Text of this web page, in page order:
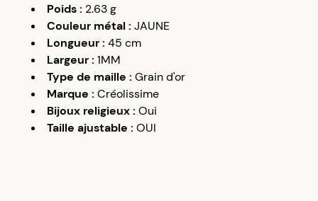
Poids: 2.63g
Couleur métal: JAUNE
Longueur: 45 cm
Largeur: 1MM
Type de maille : Grain d'or
Marque : Créolissime
Bijoux religieux: Oui
Taille ajustable : OUI